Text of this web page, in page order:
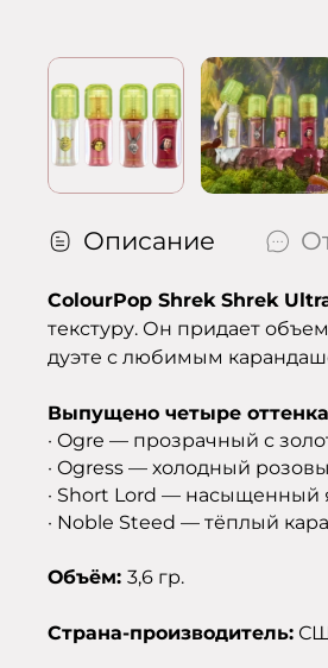
Описание
ColourPop Shrek Shrek
текстуру. Он придает
дуэте с любимым
Выпущено четыре
· Ogre — прозрачный с
· Ogress — холодный
· Short Lord — насыщенный
· Noble Steed — тёплый
Объём: 3,6 гр.
Страна-производитель: